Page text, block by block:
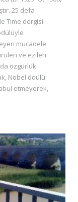
25 defa
Time dergisi
mücadele
ve ezilen
özgürlük
Nobel ödülü
etmeyerek,